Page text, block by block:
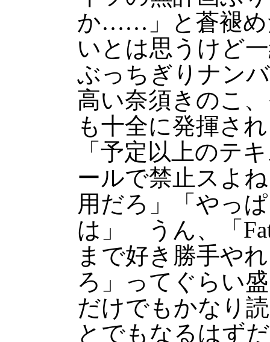
か……」と蒼褪め
いとは思うけど
ぶっちぎりナン
高い奈須きのこ
も十全に発揮さ
「予定以上のテ
ールで禁止スよ
用だろ」「やっ
は」 うん、「
まで好き勝手や
ろ」ってぐらい
だけでもかなり
とでもなるはず